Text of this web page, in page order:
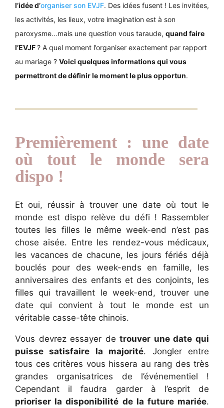
l’idée d’organiser son EVJF. Des idées fusent ! Les invitées,
les activités, les lieux, votre imagination est à son
paroxysme…mais une question vous taraude, quand faire
l’EVJF? A quel moment l’organiser exactement par rapport
au mariage ? Voici quelques informations qui vous
permettront de définir le moment le plus opportun.
Premièrement : une date
où tout le monde sera
dispo !
Et oui, réussir à trouver une date où tout le
monde est dispo relève du défi ! Rassembler
toutes les filles le même week-end n’est pas
chose aisée. Entre les rendez-vous médicaux,
les vacances de chacune, les jours fériés déjà
bouclés pour des week-ends en famille, les
anniversaires des enfants et des conjoints, les
filles qui travaillent le week-end, trouver une
date qui convient à tout le monde est un
véritable casse-tête chinois.
Vous devrez essayer detrouver une date qui
puisse satisfaire la majorité. Jongler entre
tous ces critères vous hissera au rang des très
grandes organisatrices de l’événementiel !
Cependant il faudra garder à l’esprit de
prioriser la disponibilité de la future mariée.